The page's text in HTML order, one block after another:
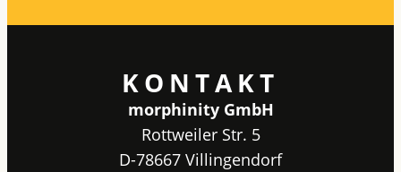
KONTAKT
morphinity GmbH
Rottweiler Str. 5
D-78667 Villingendorf